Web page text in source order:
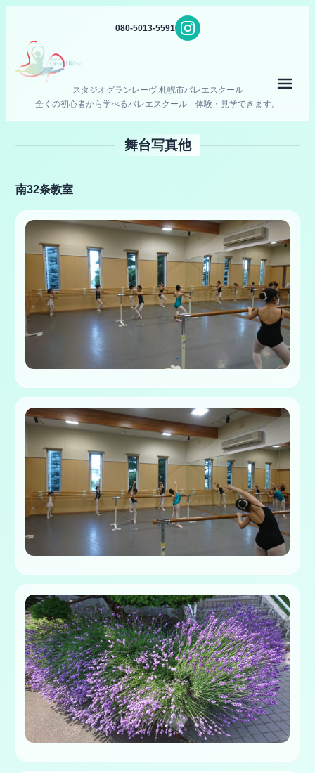
080-5013-5591
スタジオグランレーヴ 札幌市バレエスクール
全くの初心者から学べるバレエスクール 体験・見学できます。
舞台写真他
南32条教室